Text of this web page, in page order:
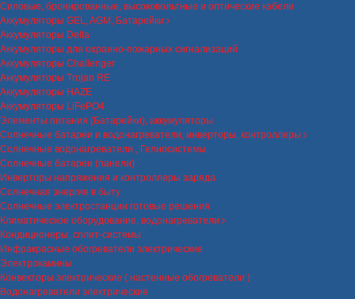
Силовые, бронированные, высоковольтные и оптические кабели
Аккумуляторы GEL, AGM, Батарейки
Аккумуляторы Delta
Аккумуляторы для охранно-пожарных сигнализаций
Аккумуляторы Challenger
Аккумуляторы Trojan RE
Аккумуляторы HAZE
Аккумуляторы LiFePO4
Элементы питания (Батарейки), аккумуляторы
Солнечные батареи и водонагреватели, инверторы, контроллеры
Солнечные водонагреватели , Гелиосистемы
Солнечные батареи (панели)
Инверторы напряжения и контроллеры заряда
Солнечная энергия в быту
Солнечные электростанции готовые решения
Климатическое оборудование, водонагреватели
Кондиционеры, сплит-системы
Инфракрасные обогреватели электрические
Электрокамины
Конвекторы электрические ( настенные обогреватели )
Водонагреватели электрические